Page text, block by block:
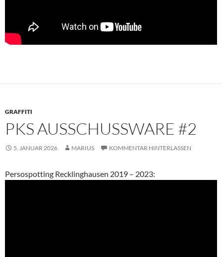
GRAFFITI
PKS AUSSCHUSSWARE #2
5. JANUAR 2026 MARIUS KOMMENTAR HINTERLASSEN
Persospotting Recklinghausen 2019 – 2023: